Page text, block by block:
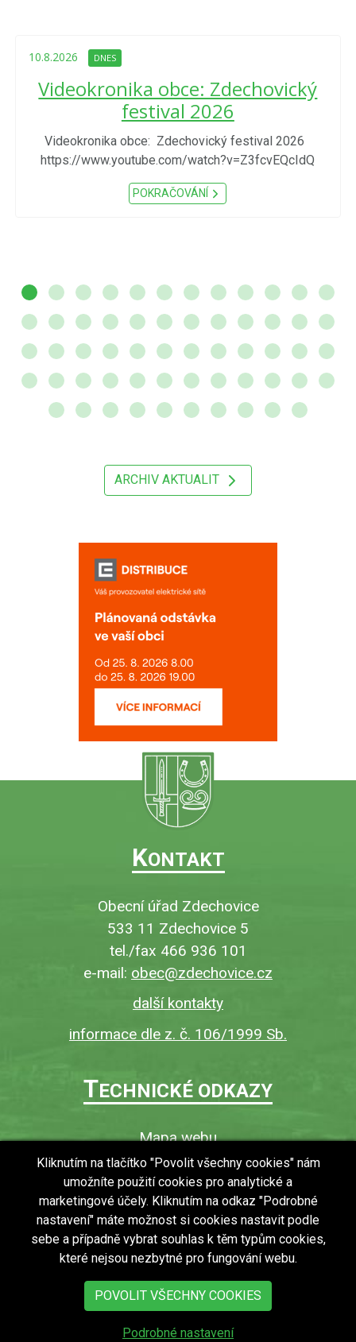
10.8.2026 DNES
Videokronika obce: Zdechovický
festival 2026
Videokronika obce: Zdechovický festival 2026
https://www.youtube.com/watch?v=Z3fcvEQcIdQ
POKRAČOVÁNÍ
ARCHIV AKTUALIT
KONTAKT
Obecní úřad Zdechovice
533 11 Zdechovice 5
tel./fax 466 936 101
e-mail: obec@zdechovice.cz
další kontakty
informace dle z. č. 106/1999 Sb.
TECHNICKÉ ODKAZY
Mapa webu
O webu
Povinně zveřejňované informace
Ochrana osobních údajů (GDPR)
Vyhledávání
RSS
Bezbariérový přístup v obci
copyright © 2018 - 2026Obec Zdechovice
Kliknutím na tlačítko "Povolit všechny cookies" nám
umožníte použití cookies pro analytické a
marketingové účely. Kliknutím na odkaz "Podrobné
nastavení" máte možnost si cookies nastavit podle
sebe a případně vybrat souhlas k těm typům cookies,
které nejsou nezbytné pro fungování webu.
POVOLIT VŠECHNY COOKIES
Podrobné nastavení